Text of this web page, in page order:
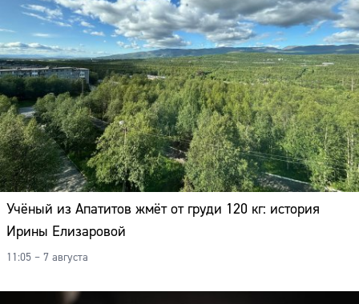
Учёный из Апатитов жмёт от груди 120 кг: история
Ирины Елизаровой
11:05 – 7 августа